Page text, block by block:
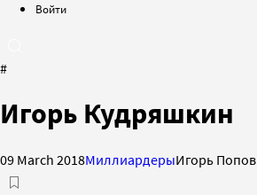
Войти
#
Игорь Кудряшкин
09 March 2018МиллиардерыИгорь Попов